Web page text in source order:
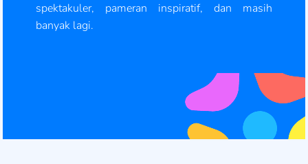
spektakuler, pameran inspiratif, dan masih
banyak lagi.